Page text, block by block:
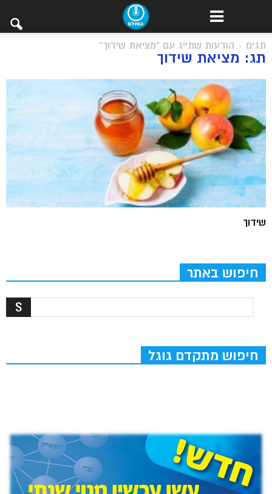
תגים הודעות שתייג עם "מציאת שידוך"
תג: מציאת שידוך
שידוך
חיפוש באתר
חיפוש מתקדם גוגל